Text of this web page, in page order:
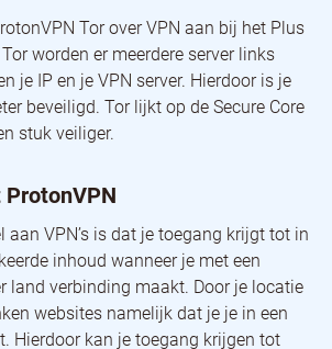
Tor over VPN aan bij het Plus
worden er meerdere server links
je IP en je VPN server. Hierdoor is je
beveiligd. Tor lijkt op de Secure Core
stuk veiliger.
aan VPN’s is dat je toegang krijgt tot in
inhoud wanneer je met een
land verbinding maakt. Door je locatie
websites namelijk dat je je in een
Hierdoor kan je toegang krijgen tot